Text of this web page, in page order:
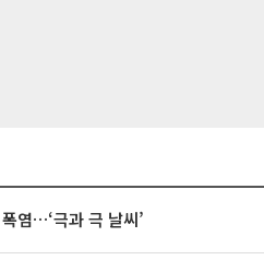
염…‘극과 극 날씨’